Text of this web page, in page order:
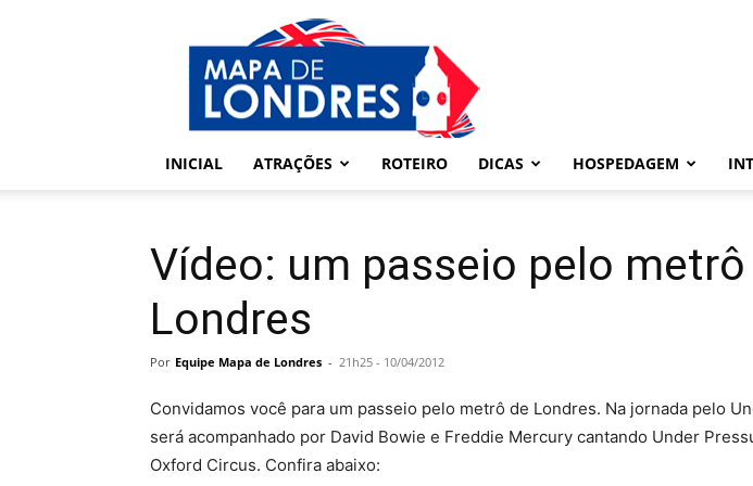
Londres
Mapa
de
Londres
INICIAL
ATRAÇÕES ROTEIRO DICAS HOSPEDAGEM
Vídeo: um passeio pelo metrô
Londres
Por Equipe Mapa de Londres - 21h25 - 10/04/2012
Convidamos você para um passeio pelo metrô de Londres. Na jornada pelo
será acompanhado por David Bowie e Freddie Mercury cantando Under
Oxford Circus. Confira abaixo: